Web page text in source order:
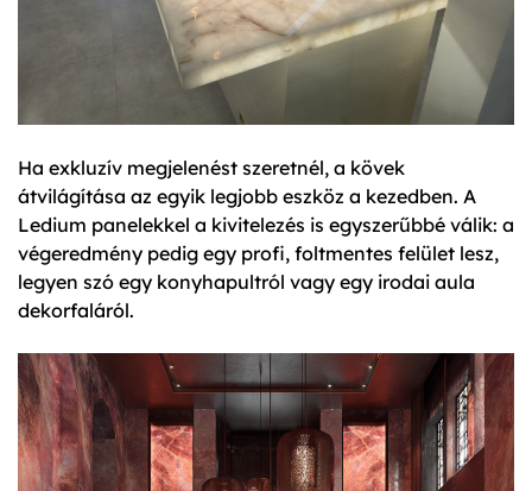
Ha exkluzív megjelenést szeretnél, a kövek
átvilágítása az egyik legjobb eszköz a kezedben. A
Ledium panelekkel a kivitelezés is egyszerűbbé válik: a
végeredmény pedig egy profi, foltmentes felület lesz,
legyen szó egy konyhapultról vagy egy irodai aula
dekorfaláról.